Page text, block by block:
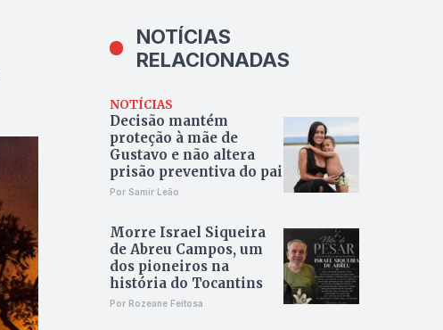
NOTÍCIAS
RELACIONADAS
NOTÍCIAS
Decisão mantém
proteção à mãe de
Gustavo e não altera
prisão preventiva do pai
Por Samir Leão
Morre Israel Siqueira
de Abreu Campos, um
dos pioneiros na
história do Tocantins
Por Rozeane Feitosa